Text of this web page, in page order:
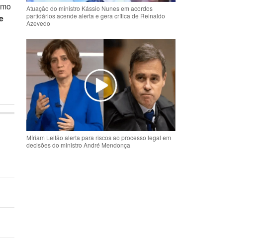
Atuação do ministro Kássio Nunes em acordos
partidários acende alerta e gera crítica de Reinaldo
Azevedo
Míriam Leitão alerta para riscos ao processo legal em
decisões do ministro André Mendonça